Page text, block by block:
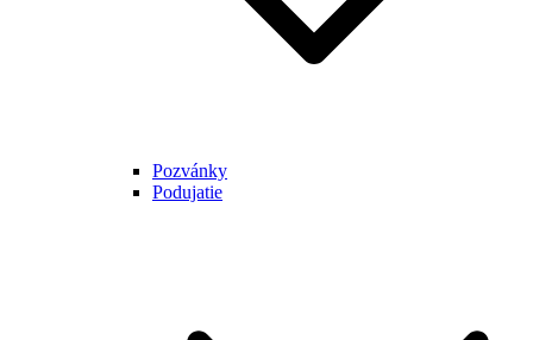
Pozvánky
Podujatie